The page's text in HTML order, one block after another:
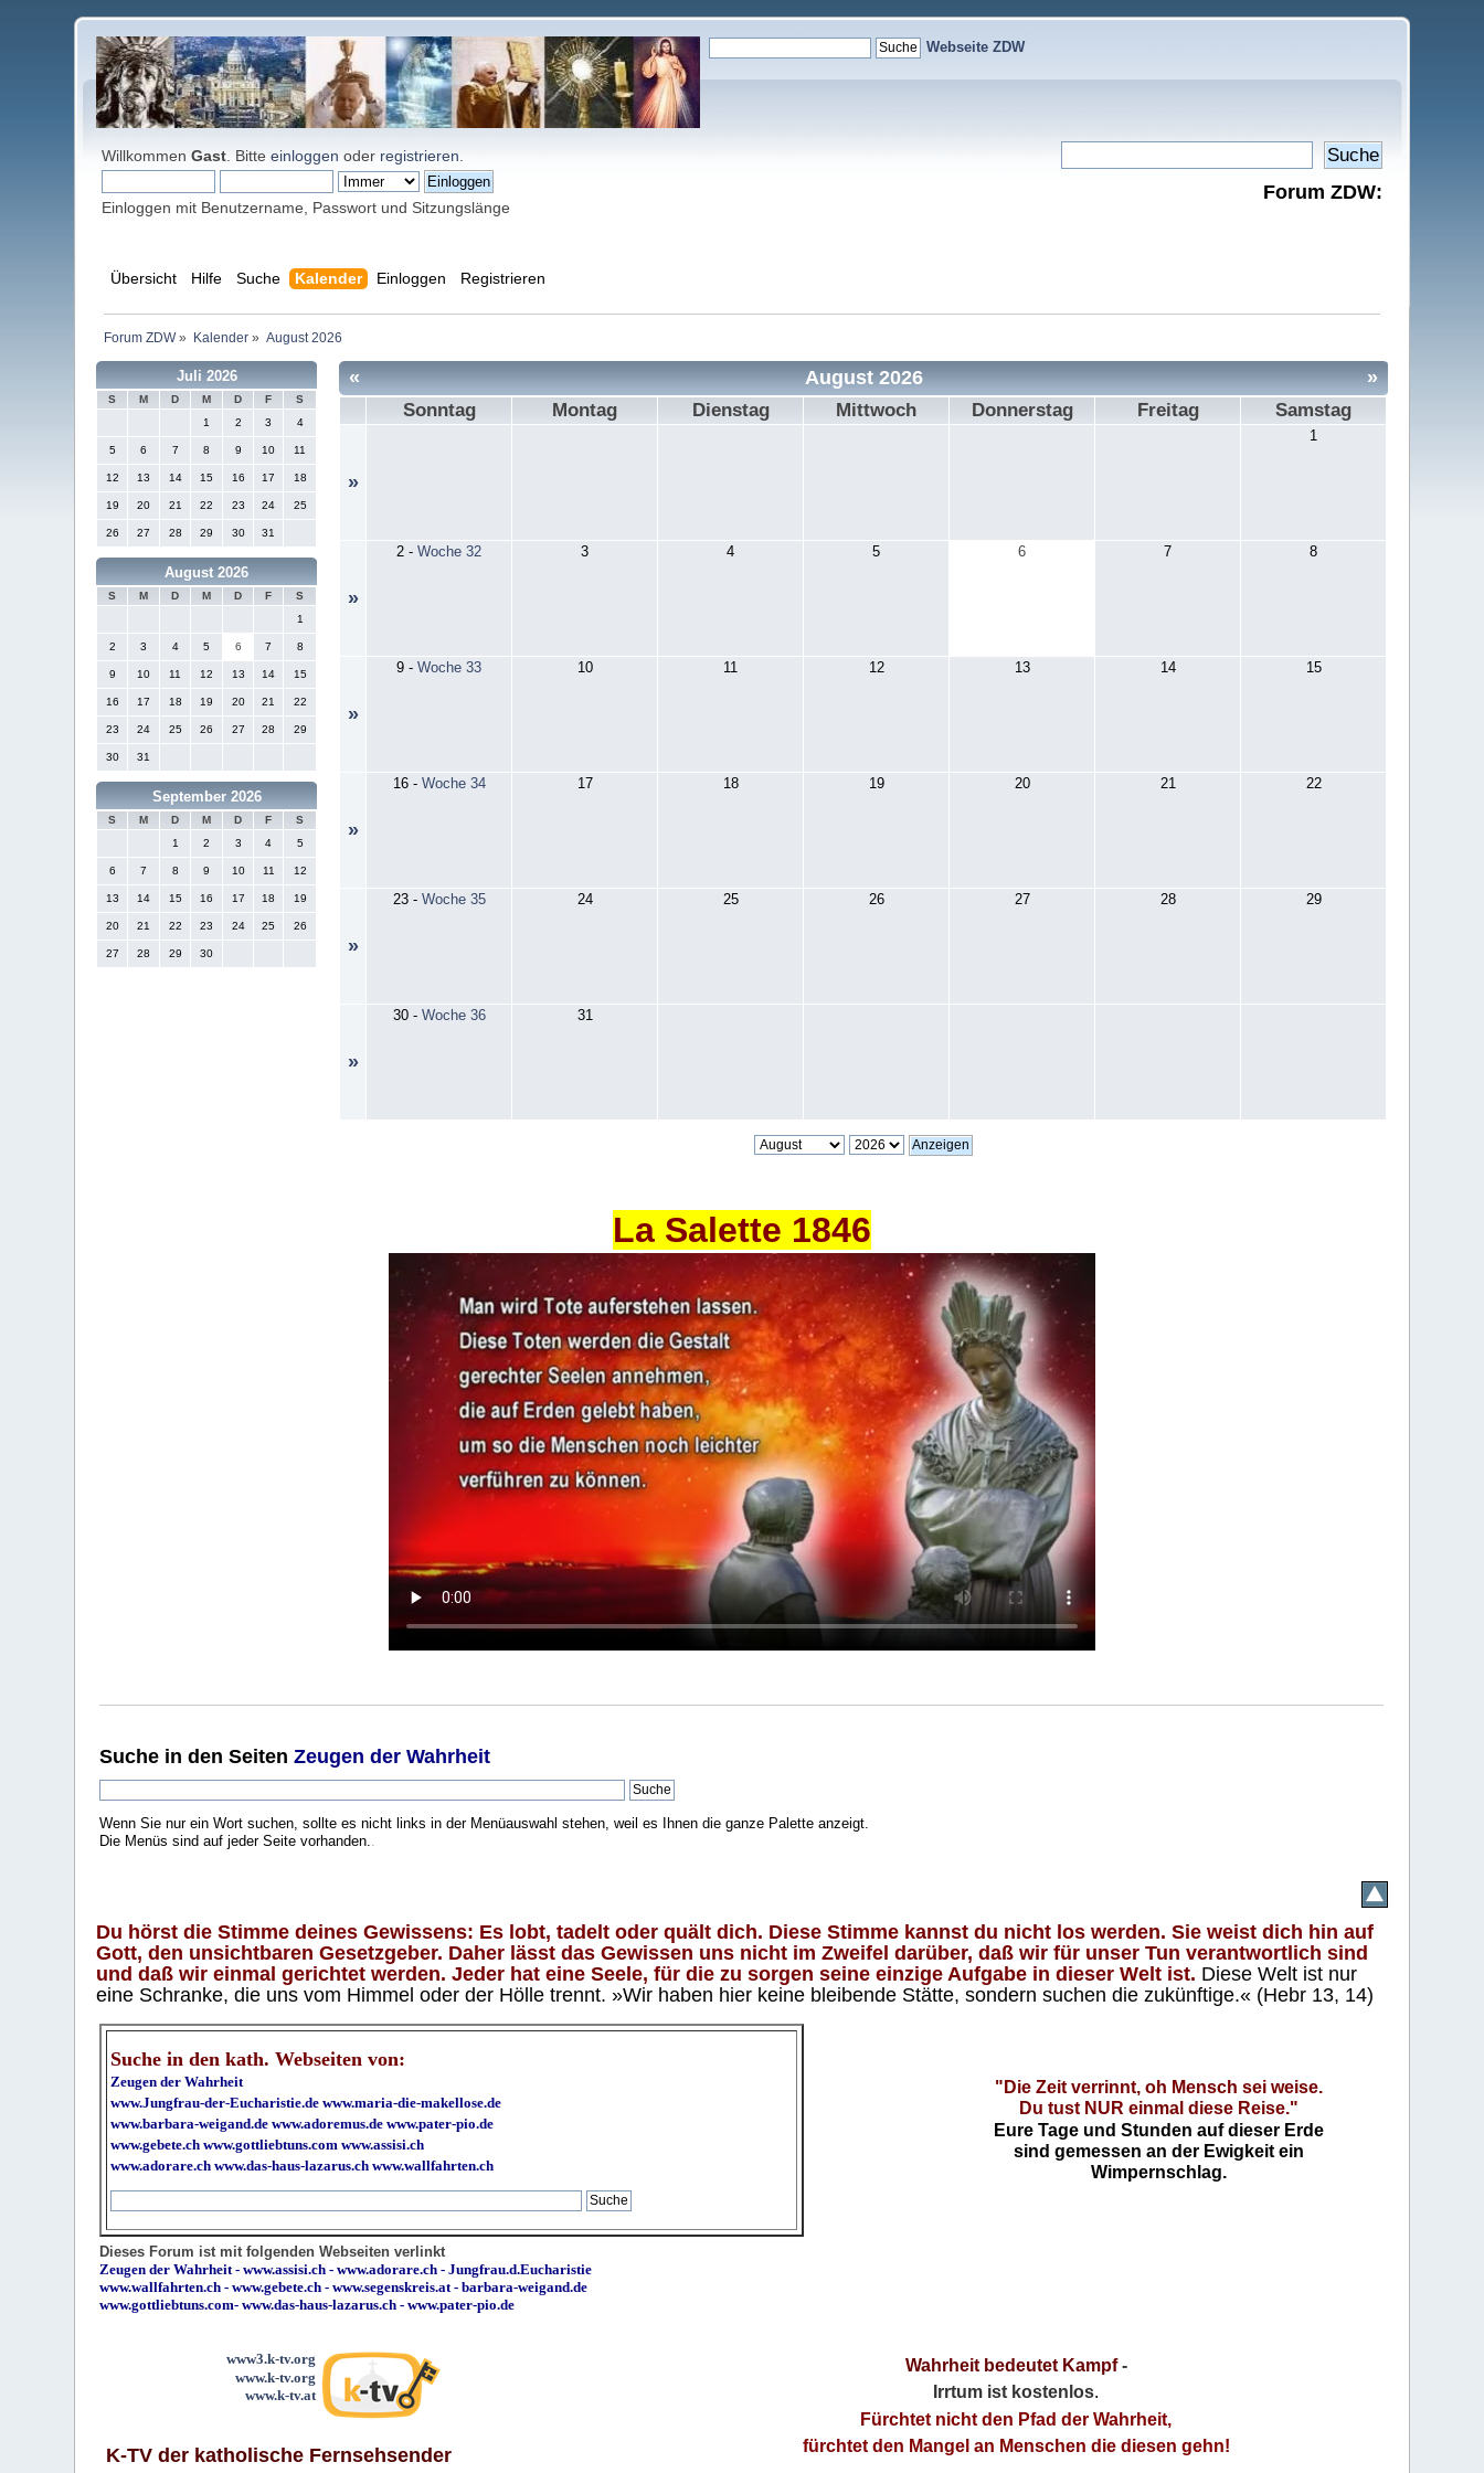
Webseite ZDW
WillkommenGast . Bitteeinloggen oder registrieren
Einloggen mit Benutzername, Passwort und Sitzungslänge
Forum ZDW:
Übersicht Hilfe Suche Kalender Einloggen Registrieren
Forum ZDW» Kalender» August 2026
Juli 2026
S M D M D F
S
1
2 3 4
5 6 7 8 9 10 11
12 13 14 15 16 17 18
19 20 21 22 23 24 25
26 27 28 29 30 31
August 2026
S M D M D F
S
1
2 3 4 5 6 7 8
9 10 11 12 13 14 15
16 17 18 19 20 21 22
23 24 25 26 27 28 29
30 31
September 2026
S M D M D F
S
1
2 3 4 5
6 7 8 9 10 11 12
13 14 15 16 17 18 19
20 21 22 23 24 25 26
27 28 29 30
« »
August 2026
Sonntag Montag Dienstag Mittwoch Donnerstag Freitag Samstag
»
1
»
2 -Woche 32 3 4 5 6 7 8
»
9 -Woche 33 10 11 12 13 14 15
»
16- Woche 34 17 18 19 20 21 22
»
23- Woche 35 24 25 26 27 28 29
»
30- Woche 36 31
La Salette 1846
Suche in den SeitenZeugen der Wahrheit
Wenn Sie nur ein Wort suchen, sollte es nicht links in der Menüauswahl stehen, weil es Ihnen die ganze Palette anzeigt.
Die Menüs sind auf jeder Seite vorhanden.
Du hörst die Stimme deines Gewissens: Es lobt, tadelt oder quält dich. Diese Stimme kannst du nicht los werden. Sie weist dich hin auf
Gott, den unsichtbaren Gesetzgeber. Daher lässt das Gewissen uns nicht im Zweifel darüber, daß wir für unser Tun verantwortlich sind
und daß wir einmal gerichtet werden. Jeder hat eine Seele, für die zu sorgen seine einzige Aufgabe in dieser Welt ist. Diese Welt ist nur
eine Schranke, die uns vom Himmel oder der Hölle trennt. »Wir haben hier keine bleibende Stätte, sondern suchen die zukünftige.« (Hebr 13, 14)
Suche in den kath. Webseiten von:
Zeugen der Wahrheit
www.Jungfrau-der-Eucharistie.de www.maria-die-makellose.de
www.barbara-weigand.de www.adoremus.de www.pater-pio.de
www.gebete.ch www.gottliebtuns.com www.assisi.ch
www.adorare.ch www.das-haus-lazarus.ch www.wallfahrten.ch
"Die Zeit verrinnt, oh Mensch sei weise.
Du tust NUR einmal diese Reise."
Eure Tage und Stunden auf dieser Erde
sind gemessen an der Ewigkeit ein
Wimpernschlag.
Dieses Forum ist mit folgenden Webseiten verlinkt
Zeugen der Wahrheit -www.assisi.ch -www.adorare.ch -Jungfrau.d.Eucharistie
www.wallfahrten.ch -www.gebete.ch -www.segenskreis.at -barbara-weigand.de
www.gottliebtuns.com-www.das-haus-lazarus.ch - www.pater-pio.de
www3.k-tv.org
www.k-tv.org
www.k-tv.at
K-TV der katholische Fernsehsender
Wahrheit bedeutet Kampf-
Irrtum ist kostenlos.
Fürchtet nicht den Pfad der Wahrheit,
fürchtet den Mangel an Menschen die diesen gehn!